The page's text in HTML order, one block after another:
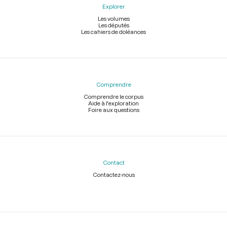
Explorer
Les volumes
Les députés
Les cahiers de doléances
Comprendre
Comprendre le corpus
Aide à l'exploration
Foire aux questions
Contact
Contactez-nous
Légal